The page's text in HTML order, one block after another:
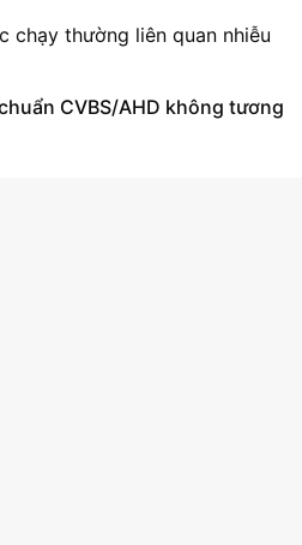
chạy thường liên quan nhiễu
CVBS/AHD không tương